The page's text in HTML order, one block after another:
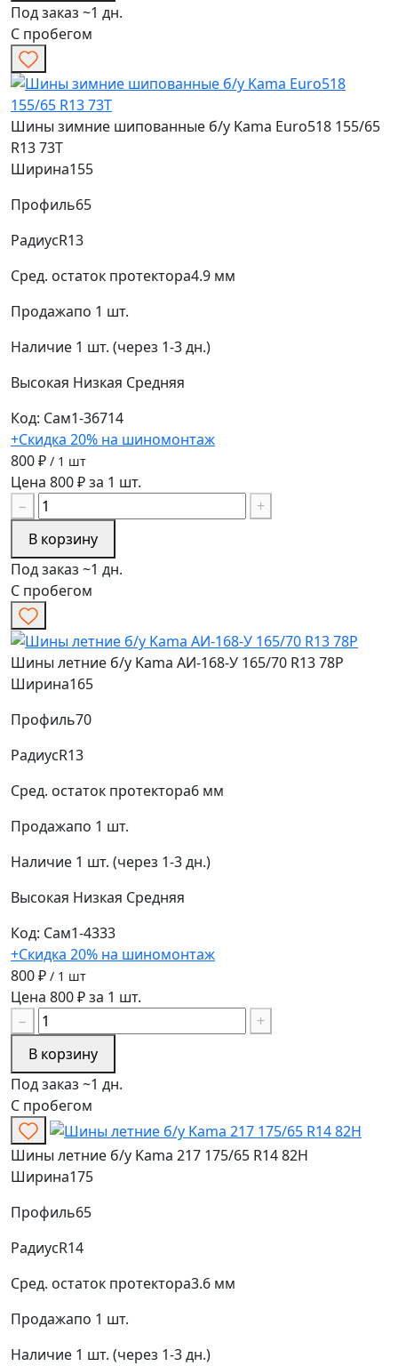
Под заказ ~1 дн.
С пробегом
Шины зимние шипованные б/у Kama Euro518 155/65
R13 73T
Ширина155
Профиль65
РадиусR13
Сред. остаток протектора4.9 мм
Продажапо 1 шт.
Наличие 1 шт. (через 1-3 дн.)
Высокая Низкая Средняя
Код: Сам1-36714
+Скидка 20% на шиномонтаж
800 ₽ / 1 шт
Цена 800 ₽ за 1 шт.
−
+
В корзину
Под заказ ~1 дн.
С пробегом
Шины летние б/у Kama АИ-168-У 165/70 R13 78P
Ширина165
Профиль70
РадиусR13
Сред. остаток протектора6 мм
Продажапо 1 шт.
Наличие 1 шт. (через 1-3 дн.)
Высокая Низкая Средняя
Код: Сам1-4333
+Скидка 20% на шиномонтаж
800 ₽ / 1 шт
Цена 800 ₽ за 1 шт.
−
+
В корзину
Под заказ ~1 дн.
С пробегом
Шины летние б/у Kama 217 175/65 R14 82H
Ширина175
Профиль65
РадиусR14
Сред. остаток протектора3.6 мм
Продажапо 1 шт.
Наличие 1 шт. (через 1-3 дн.)